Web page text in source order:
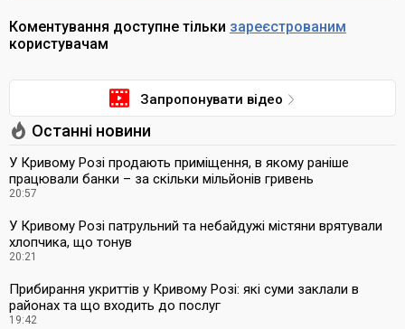
Коментування доступне тільки зареєстрованим
користувачам
Запропонувати відео
Останні новини
У Кривому Розі продають приміщення, в якому раніше
працювали банки – за скільки мільйонів гривень
20:57
У Кривому Розі патрульний та небайдужі містяни врятували
хлопчика, що тонув
20:21
Прибирання укриттів у Кривому Розі: які суми заклали в
районах та що входить до послуг
19:42